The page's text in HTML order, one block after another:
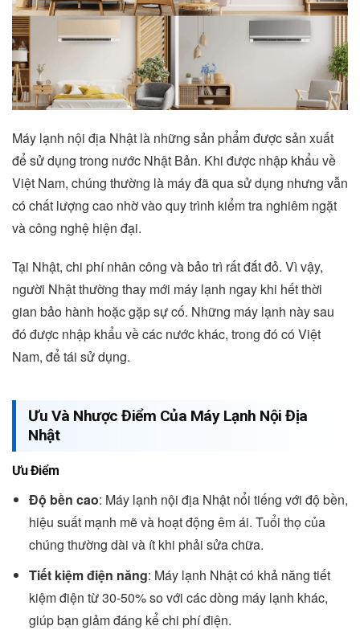
Máy lạnh nội địa Nhật là những sản phẩm được sản xuất
để sử dụng trong nước Nhật Bản. Khi được nhập khẩu về
Việt Nam, chúng thường là máy đã qua sử dụng nhưng vẫn
có chất lượng cao nhờ vào quy trình kiểm tra nghiêm ngặt
và công nghệ hiện đại.
Tại Nhật, chi phí nhân công và bảo trì rất đắt đỏ. Vì vậy,
người Nhật thường thay mới máy lạnh ngay khi hết thời
gian bảo hành hoặc gặp sự cố. Những máy lạnh này sau
đó được nhập khẩu về các nước khác, trong đó có Việt
Nam, để tái sử dụng.
Ưu Và Nhược Điểm Của Máy Lạnh Nội Địa
Nhật
Ưu Điểm
Độ bền cao: Máy lạnh nội địa Nhật nổi tiếng với độ bền,
hiệu suất mạnh mẽ và hoạt động êm ái. Tuổi thọ của
chúng thường dài và ít khi phải sửa chữa.
Tiết kiệm điện năng: Máy lạnh Nhật có khả năng tiết
kiệm điện từ 30-50% so với các dòng máy lạnh khác,
giúp bạn giảm đáng kể chi phí điện.